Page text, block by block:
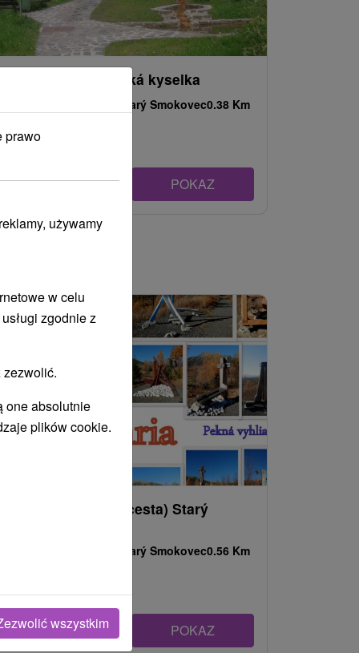
Źródło Smokovecká kyselka
Starý Smokovec0.38 Km
POKAZ
Kalvária (Krížová cesta) Starý
Starý Smokovec0.56 Km
POKAZ
prawo
używamy
w celu
zgodnie z
one absolutnie
plików cookie.
wszystkim